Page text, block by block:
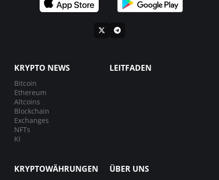
KRYPTO NEWS
Bitcoin
Ethereum
Altcoins
Blockchain
Exchanges
NFTs
KI
LEITFADEN
KRYPTOWÄHRUNGEN ÜBER UNS